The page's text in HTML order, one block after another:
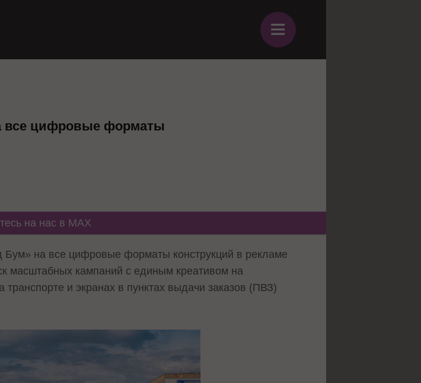
≡
все цифровые форматы
на нас в MAX
на все цифровые форматы конструкций в рекламе
масштабных кампаний с единым креативом на
и экранах в пунктах выдачи заказов (ПВЗ)